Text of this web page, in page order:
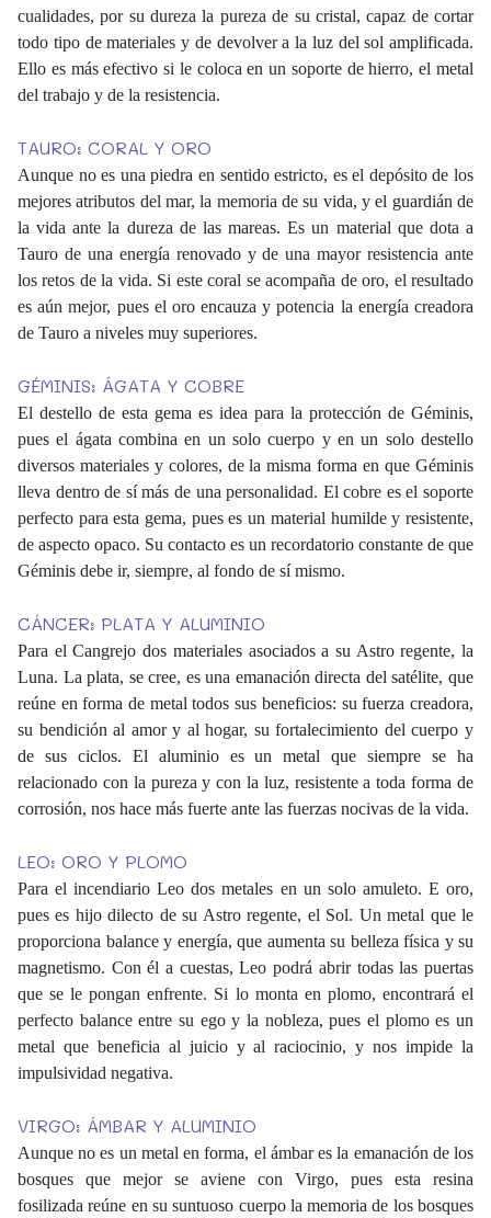
cualidades, por su dureza la pureza de su cristal, capaz de cortar
todo tipo de materiales y de devolver a la luz del sol amplificada.
Ello es más efectivo si le coloca en un soporte de hierro, el metal
del trabajo y de la resistencia.
TAURO: CORAL Y ORO
Aunque no es una piedra en sentido estricto, es el depósito de los
mejores atributos del mar, la memoria de su vida, y el guardián de
la vida ante la dureza de las mareas. Es un material que dota a
Tauro de una energía renovado y de una mayor resistencia ante
los retos de la vida. Si este coral se acompaña de oro, el resultado
es aún mejor, pues el oro encauza y potencia la energía creadora
de Tauro a niveles muy superiores.
GÉMINIS: ÁGATA Y COBRE
El destello de esta gema es idea para la protección de Géminis,
pues el ágata combina en un solo cuerpo y en un solo destello
diversos materiales y colores, de la misma forma en que Géminis
lleva dentro de sí más de una personalidad. El cobre es el soporte
perfecto para esta gema, pues es un material humilde y resistente,
de aspecto opaco. Su contacto es un recordatorio constante de que
Géminis debe ir, siempre, al fondo de sí mismo.
CÁNCER: PLATA Y ALUMINIO
Para el Cangrejo dos materiales asociados a su Astro regente, la
Luna. La plata, se cree, es una emanación directa del satélite, que
reúne en forma de metal todos sus beneficios: su fuerza creadora,
su bendición al amor y al hogar, su fortalecimiento del cuerpo y
de sus ciclos. El aluminio es un metal que siempre se ha
relacionado con la pureza y con la luz, resistente a toda forma de
corrosión, nos hace más fuerte ante las fuerzas nocivas de la vida.
LEO: ORO Y PLOMO
Para el incendiario Leo dos metales en un solo amuleto. E oro,
pues es hijo dilecto de su Astro regente, el Sol. Un metal que le
proporciona balance y energía, que aumenta su belleza física y su
magnetismo. Con él a cuestas, Leo podrá abrir todas las puertas
que se le pongan enfrente. Si lo monta en plomo, encontrará el
perfecto balance entre su ego y la nobleza, pues el plomo es un
metal que beneficia al juicio y al raciocinio, y nos impide la
impulsividad negativa.
VIRGO: ÁMBAR Y ALUMINIO
Aunque no es un metal en forma, el ámbar es la emanación de los
bosques que mejor se aviene con Virgo, pues esta resina
fosilizada reúne en su suntuoso cuerpo la memoria de los bosques